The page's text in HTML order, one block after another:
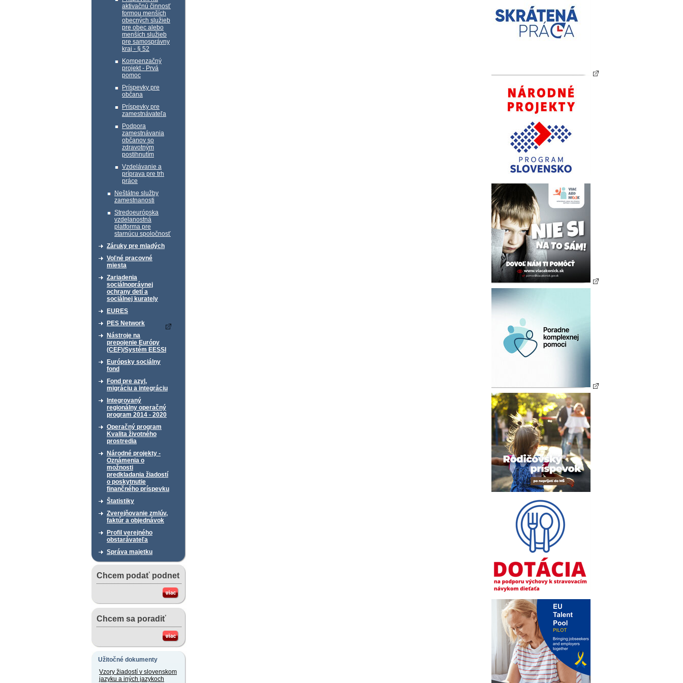
aktivačnú činnosť
formou menších
obecných služieb
pre obec alebo
menších služieb
pre samosprávny
kraj - § 52
Kompenzačný
projekt - Prvá
pomoc
Príspevky pre
občana
Príspevky pre
zamestnávateľa
Podpora
zamestnávania
občanov so
zdravotným
postihnutím
Vzdelávanie a
príprava pre trh
práce
Neštátne služby
zamestnanosti
Stredoeurópska
vzdelanostná
platforma pre
starnúcu spoločnosť
Záruky pre mladých
Voľné pracovné
miesta
Zariadenia
sociálnoprávnej
ochrany detí a
sociálnej kurately
EURES
PES Network
Nástroje na
prepojenie Európy
(CEF)/Systém EESSI
Európsky sociálny
fond
Fond pre azyl,
migráciu a integráciu
Integrovaný
regionálny operačný
program 2014 - 2020
Operačný program
Kvalita životného
prostredia
Národné projekty -
Oznámenia o
možnosti
predkladania žiadostí
o poskytnutie
finančného príspevku
Štatistiky
Zverejňovanie zmlúv,
faktúr a objednávok
Profil verejného
obstarávateľa
Správa majetku
Chcem podať podnet
Chcem sa poradiť
Užitočné dokumenty
Vzory žiadostí v slovenskom
jazyku a iných jazykoch